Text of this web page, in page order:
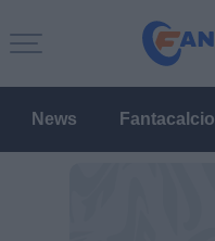
News Fantacalcio